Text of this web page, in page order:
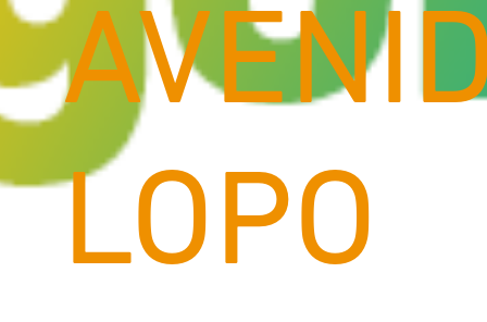
LOPO